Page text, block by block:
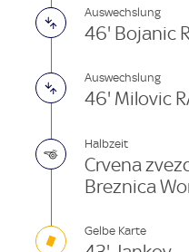
Auswechslung
46' Bojanic
Auswechslung
46' Milovic
Halbzeit
Crvena
Breznica
Gelbe Karte